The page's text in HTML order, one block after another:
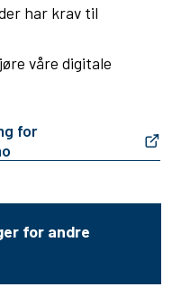
har krav til
våre digitale
for
for andre